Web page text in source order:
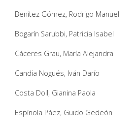
Benítez Gómez, Rodrigo Manuel
Bogarín Sarubbi, Patricia Isabel
Cáceres Grau, María Alejandra
Candia Nogués, Iván Darío
Costa Doll, Gianina Paola
Espínola Páez, Guido Gedeón